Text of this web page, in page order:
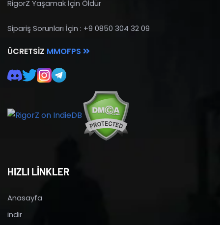
RigorZ Yaşamak İçin Öldür
Sipariş Sorunları İçin : +9 0850 304 32 09
ÜCRETSIZ MMOFPS
HIZLI LİNKLER
Anasayfa
indir